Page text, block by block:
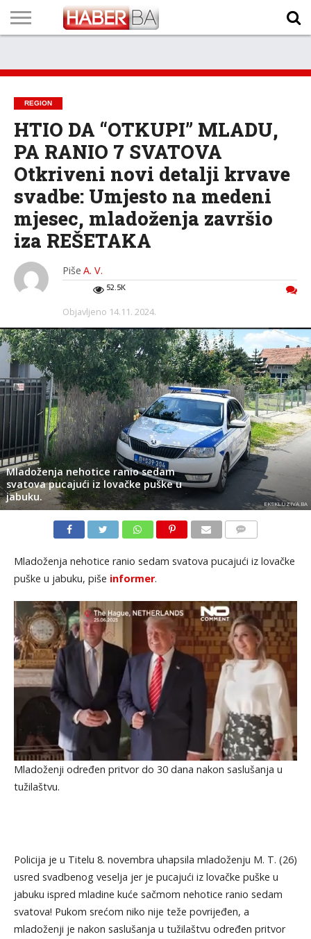
TECH
PROGRAM
PROGNOZA
PUTEVIMA
LISTA
NAMA
REGION
HTIO DA “OTKUPI” MLADU,
PA RANIO 7 SVATOVA
Otkriveni novi detalji krvave
svadbe: Umjesto na medeni
mjesec, mladoženja završio
iza REŠETAKA
Piše A. V.
52.5K
Objavljeno 14.11. 2024.
Mladoženja nehotice ranio sedam
svatova pucajući iz lovačke puške u
jabuku.
EKSKLUZIVA.BA
Mladoženja nehotice ranio sedam svatova pucajući iz lovačke
puške u jabuku, piše informer.
Mladoženji određen pritvor do 30 dana nakon saslušanja u
tužilaštvu.
Policija je u Titelu 8. novembra uhapsila mladoženju M. T. (26)
usred svadbenog veselja jer je pucajući iz lovačke puške u
jabuku ispred mladine kuće sačmom nehotice ranio sedam
svatova! Pukom srećom niko nije teže povrijeđen, a
mladoženji je nakon saslušanja u tužilaštvu određen pritvor